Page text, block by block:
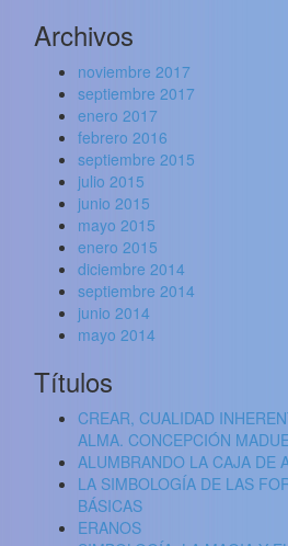
Archivos
noviembre 2017
septiembre 2017
enero 2017
febrero 2016
septiembre 2015
julio 2015
junio 2015
mayo 2015
enero 2015
diciembre 2014
septiembre 2014
junio 2014
mayo 2014
Títulos
CREAR, CUALIDAD
ALMA. CONCEPCIÓN
ALUMBRANDO LA CAJA DE
LA SIMBOLOGÍA DE LAS
BÁSICAS
ERANOS